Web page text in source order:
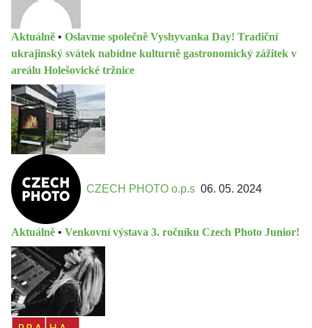
Aktuálně • Oslavme společně Vyshyvanka Day! Tradiční
ukrajinský svátek nabídne kulturně gastronomický zážitek v
areálu Holešovické tržnice
CZECH PHOTO o.p.s 06. 05. 2024
Aktuálně • Venkovní výstava 3. ročníku Czech Photo Junior!